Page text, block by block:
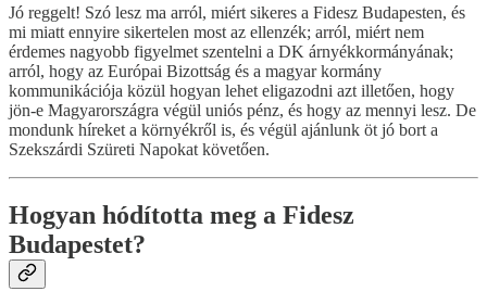
Jó reggelt! Szó lesz ma arról, miért sikeres a Fidesz Budapesten, és
mi miatt ennyire sikertelen most az ellenzék; arról, miért nem
érdemes nagyobb figyelmet szentelni a DK árnyékkormányának;
arról, hogy az Európai Bizottság és a magyar kormány
kommunikációja közül hogyan lehet eligazodni azt illetően, hogy
jön-e Magyarországra végül uniós pénz, és hogy az mennyi lesz. De
mondunk híreket a környékről is, és végül ajánlunk öt jó bort a
Szekszárdi Szüreti Napokat követően.
Hogyan hódította meg a Fidesz
Budapestet?